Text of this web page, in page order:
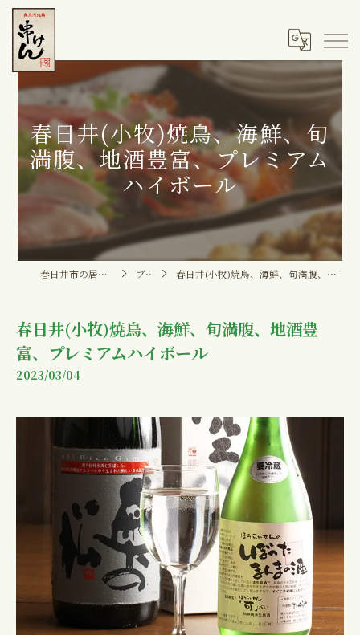
春日井(小牧)焼鳥、海鮮、旬
満腹、地酒豊富、プレミアム
ハイボール
春日井市の居酒屋なら串けん ブログ 春日井(小牧)焼鳥、海鮮、旬満腹、地酒豊富、プレミアムハイボール
春日井(小牧)焼鳥、海鮮、旬満腹、地酒豊
富、プレミアムハイボール
2023/03/04